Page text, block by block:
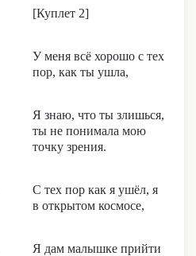
[Куплет 2]
У меня всё хорошо с тех
пор, как ты ушла,
Я знаю, что ты злишься,
ты не понимала мою
точку зрения.
С тех пор как я ушёл, я
в открытом космосе,
Я дам малышке прийти